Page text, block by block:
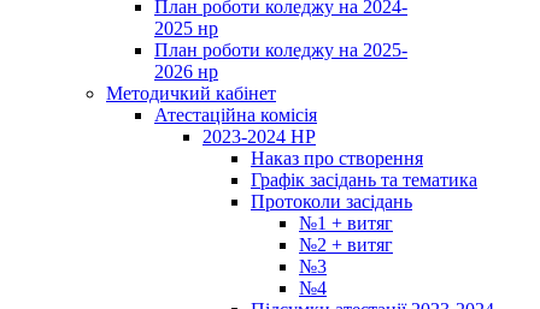
План роботи коледжу на 2024-
2025 нр
План роботи коледжу на 2025-
2026 нр
Методичкий кабінет
Атестаційна комісія
2023-2024 НР
Наказ про створення
Графік засідань та тематика
Протоколи засідань
№1 + витяг
№2 + витяг
№3
№4